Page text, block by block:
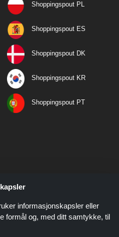
Shoppingspout PL
Shoppingspout ES
Shoppingspout DK
Shoppingspout KR
Shoppingspout PT
informasjonskapsler eller
formål og, med ditt samtykke, til